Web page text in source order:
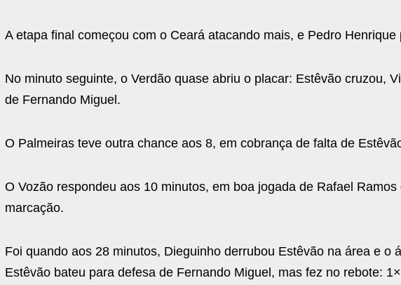
A etapa final começou com o Ceará atacando mais, e Pedro
No minuto seguinte, o Verdão quase abriu o placar: Estêvão cruzou,
de Fernando Miguel.
O Palmeiras teve outra chance aos 8, em cobrança de falta de
O Vozão respondeu aos 10 minutos, em boa jogada de Rafael
marcação.
Foi quando aos 28 minutos, Dieguinho derrubou Estêvão na área e o
Estêvão bateu para defesa de Fernando Miguel, mas fez no rebote: